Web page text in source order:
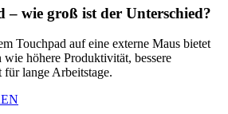
– wie groß ist der Unterschied?
Touchpad auf eine externe Maus bietet
höhere Produktivität, bessere
lange Arbeitstage.